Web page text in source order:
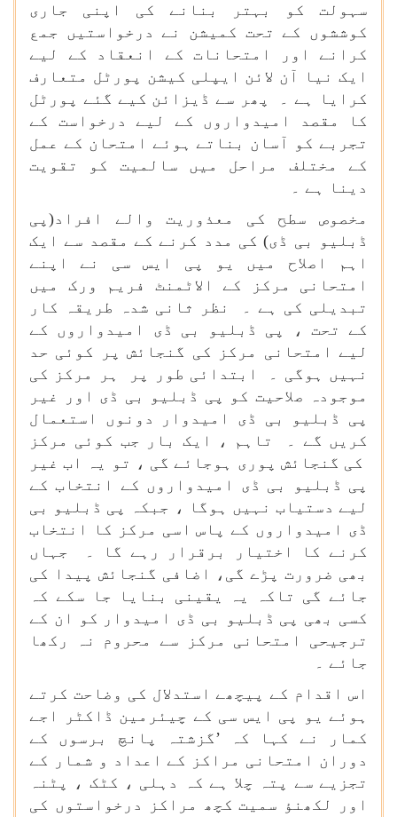
سہولت کو بہتر بنانے کی اپنی جاری
کوششوں کے تحت کمیشن نے درخواستیں جمع
کرانے اور امتحانات کے انعقاد کے لیے
ایک نیا آن لائن ایپلی کیشن پورٹل متعارف
کرایا ہے ۔ پھر سے ڈیزائن کیے گئے پورٹل
کا مقصد امیدواروں کے لیے درخواست کے
تجربے کو آسان بناتے ہوئے امتحان کے عمل
کے مختلف مراحل میں سالمیت کو تقویت
دینا ہے ۔
مخصوص سطح کی معذوریت والے افراد(پی
ڈبلیو بی ڈی) کی مدد کرنے کے مقصد سے ایک
اہم اصلاح میں یو پی ایس سی نے اپنے
امتحانی مرکز کے الاٹمنٹ فریم ورک میں
تبدیلی کی ہے ۔ نظر ثانی شدہ طریقہ کار
کے تحت ، پی ڈبلیو بی ڈی امیدواروں کے
لیے امتحانی مرکز کی گنجائش پر کوئی حد
نہیں ہوگی ۔ ابتدائی طور پر ہر مرکز کی
موجودہ صلاحیت کو پی ڈبلیو بی ڈی اور غیر
پی ڈبلیو بی ڈی امیدوار دونوں استعمال
کریں گے ۔ تاہم ، ایک بار جب کوئی مرکز
کی گنجائش پوری ہوجائے گی ، تو یہ اب غیر
پی ڈبلیو بی ڈی امیدواروں کے انتخاب کے
لیے دستیاب نہیں ہوگا ، جبکہ پی ڈبلیو بی
ڈی امیدواروں کے پاس اسی مرکز کا انتخاب
کرنے کا اختیار برقرار رہے گا ۔ جہاں
بھی ضرورت پڑے گی، اضافی گنجائش پیدا کی
جائے گی تاکہ یہ یقینی بنایا جا سکے کہ
کسی بھی پی ڈبلیو بی ڈی امیدوار کو ان کے
ترجیحی امتحانی مرکز سے محروم نہ رکھا
جائے ۔
اس اقدام کے پیچھے استدلال کی وضاحت کرتے
ہوئے یو پی ایس سی کے چیئرمین ڈاکٹر اجے
کمار نے کہا کہ ’گزشتہ پانچ برسوں کے
دوران امتحانی مراکز کے اعداد و شمار کے
تجزیے سے پتہ چلا ہے کہ دہلی ، کٹک ، پٹنہ
اور لکھنؤ سمیت کچھ مراکز درخواستوں کی